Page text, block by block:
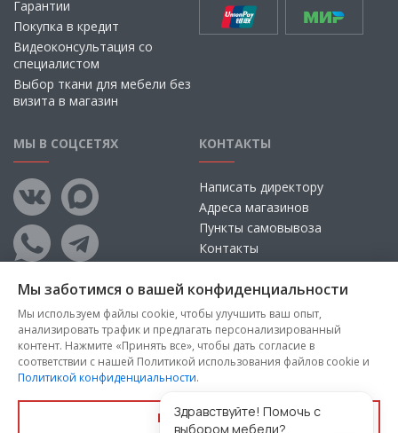
Гарантии
Покупка в кредит
Видеоконсультация со
специалистом
Выбор ткани для мебели без
визита в магазин
МЫ В СОЦСЕТЯХ КОНТАКТЫ
Написать директору
Адреса магазинов
Пункты самовывоза
Контакты
Copyright © 2026, ООО «100 Диванов» — Все права защищены
Администрация Сайта не несет ответственности за
размещаемые Пользователями материалы, их содержание,
Мы заботимся о вашей конфиденциальности
Мы используем файлы cookie, чтобы улучшить ваш опыт,
анализировать трафик и предлагать персонализированный
контент. Нажмите «Принять все», чтобы дать согласие в
соответствии с нашей Политикой использования файлов cookie и
Политикой конфиденциальности.
Принять все
Здравствуйте! Помочь с
выбором мебели?